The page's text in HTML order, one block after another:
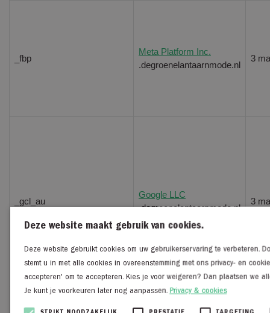
_fbp
Meta Platform Inc.
.degroenelantaarnmode.nl
3
_gcl_au
Google LLC
.degroenelantaarnmode.nl
3
Deze website maakt gebruik van cookies.
Deze website gebruikt cookies om uw gebruikerservaring te verbeteren.
stemt u in met alle cookies in overeenstemming met ons privacy- en
accepteren' om te accepteren. Kies je voor weigeren? Dan plaatsen we
Je kunt je voorkeuren later nog aanpassen. Privacy & cookies